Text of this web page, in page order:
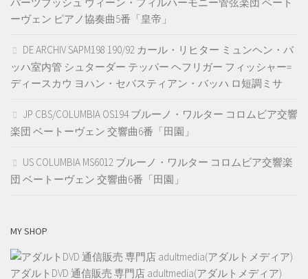
ーヴェン ピアノ協奏曲5番「皇帝」
DE ARCHIV SAPM198 190/92 カール・リヒター ミュンヘン・バ
ッハ室内管 シュターダー テッパー ヘフリガー フィッシャー=
ディースカウ ヨハン・セバスティアン・バッハ ロ短調ミサ
JP CBS/COLUMBIA OS194 ブルーノ・ワルター コロムビア交響
楽団 ベートーヴェン 交響曲6番「田園」
US COLUMBIA MS6012 ブルーノ・ワルター コロムビア交響楽
団 ベートーヴェン 交響曲6番「田園」
MY SHOP
アダルトDVD 通信販売 専門店 adultmedia(アダルトメディア)